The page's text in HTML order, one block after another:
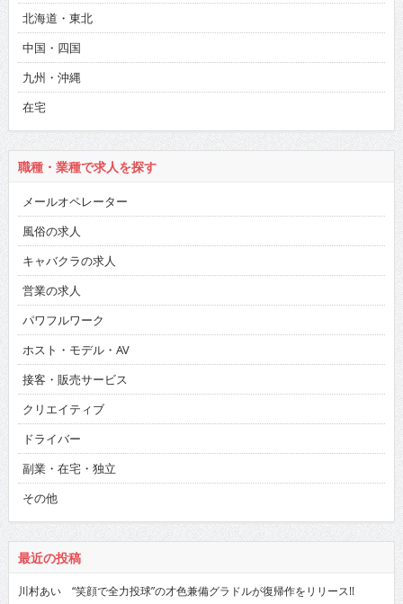
北海道・東北
中国・四国
九州・沖縄
在宅
職種・業種で求人を探す
メールオペレーター
風俗の求人
キャバクラの求人
営業の求人
パワフルワーク
ホスト・モデル・AV
接客・販売サービス
クリエイティブ
ドライバー
副業・在宅・独立
その他
最近の投稿
川村あい “笑顔で全力投球”の才色兼備グラドルが復帰作をリリース!!